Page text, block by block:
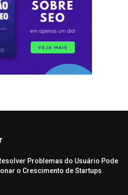
Problemas do Usuário Pode
o Crescimento de Startups